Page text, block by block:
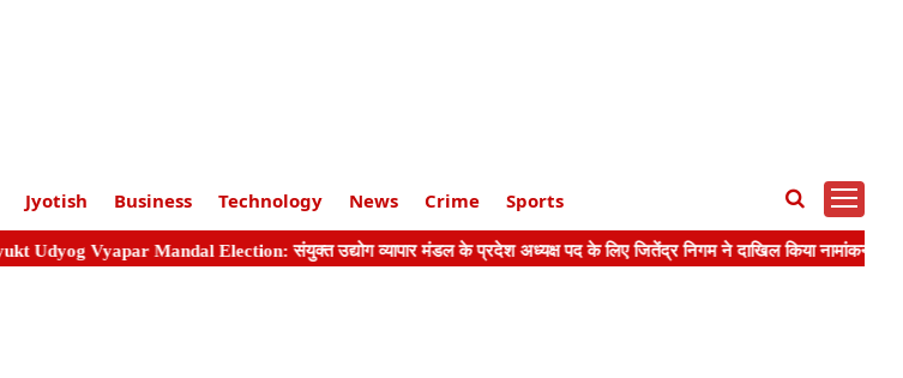
Jyotish Business Technology News Crime Sports